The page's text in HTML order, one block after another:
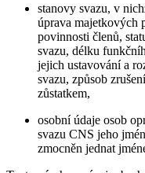
stanovy svazu, v
úprava majetkových
povinnosti členů,
svazu, délku
jejich ustavování a
svazu, způsob
zůstatkem,
osobní údaje osob
svazu CNS jeho
zmocněn jednat